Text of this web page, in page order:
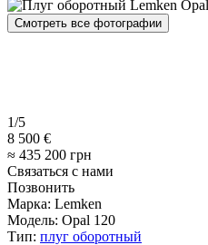
Смотреть все фотографии
1/5
8 500 €
≈ 435 200 грн
Связаться с нами
Позвонить
Марка: Lemken
Модель: Opal 120
Тип: плуг оборотный